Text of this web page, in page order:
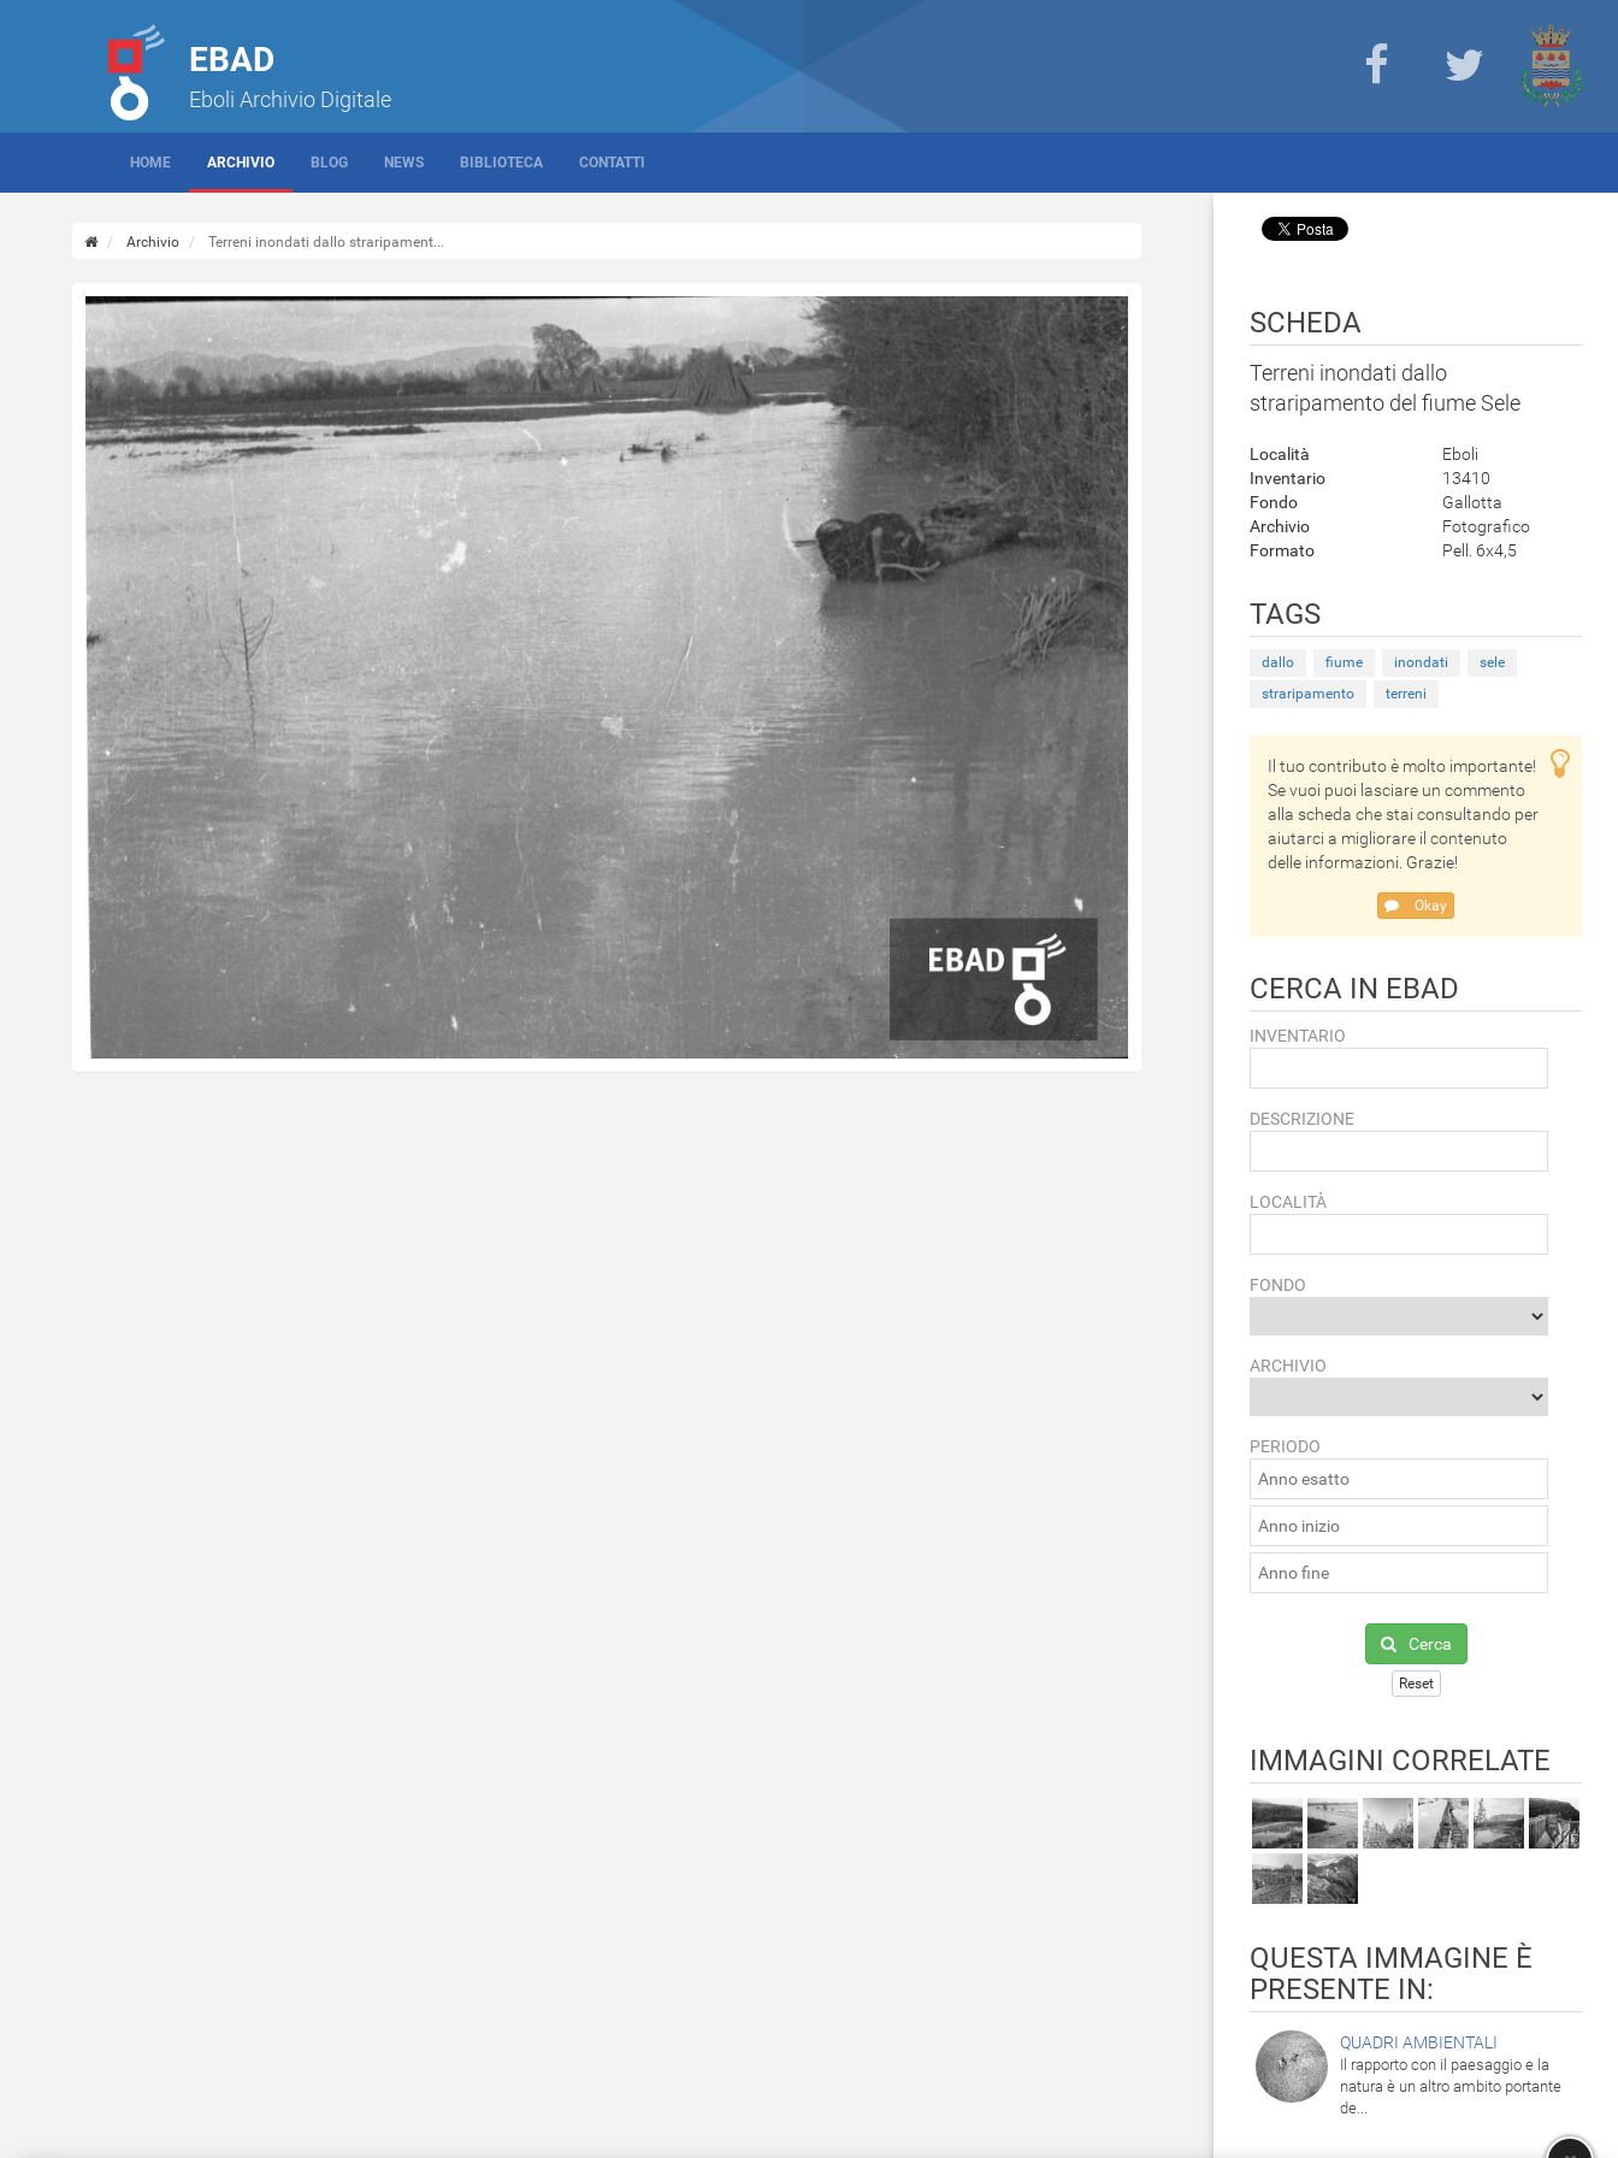
EBAD
Eboli Archivio Digitale
HOME ARCHIVIO BLOG NEWS BIBLIOTECA CONTATTI
Archivio Terreni inondati dallo straripament...
SCHEDA
Terreni inondati dallo
straripamento del fiume Sele
Località
Eboli
Inventario
13410
Fondo
Gallotta
Archivio
Fotografico
Formato
Pell. 6x4,5
TAGS
dallo fiume inondati
sele
straripamento
terreni
Il tuo contributo è molto importante!
Se vuoi puoi lasciare un commento
alla scheda che stai consultando per
aiutarci a migliorare il contenuto
delle informazioni. Grazie!
Okay
CERCA IN EBAD
INVENTARIO
DESCRIZIONE
LOCALITÀ
FONDO
ARCHIVIO
PERIODO
Cerca
Reset
IMMAGINI CORRELATE
QUESTA IMMAGINE È
PRESENTE IN:
QUADRI AMBIENTALI
Il rapporto con il paesaggio e la
natura è un altro ambito portante
de...